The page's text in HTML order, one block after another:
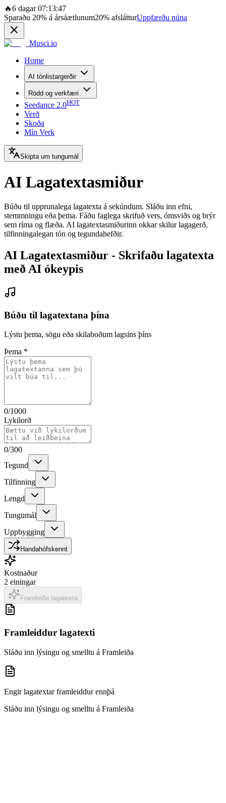
🔥6 dagar 07:13:47
Sparaðu 20% á ársáætlunum20% afslátturUppfærðu núna
Musci.io
Home
AI tónlistargerðir
Rödd og verkfæri
Seedance 2.0HOT
Verð
Skoða
Mín Verk
Skipta um tungumál
AI Lagatextasmiður
Búðu til upprunalega lagatexta á sekúndum. Sláðu inn efni,
stemmningu eða þema. Fáðu faglega skrifuð vers, ómsviðs og brýr
sem ríma og flæða. AI lagatextasmiðurinn okkar skilur lagagerð,
tilfinningalegan tón og tegundahefðir.
AI Lagatextasmiður - Skrifaðu lagatexta
með AI ókeypis
Búðu til lagatextana þína
Lýstu þema, sögu eða skilaboðum lagsins þíns
Þema *
0/1000
Lykilorð
0/300
Tegund
Tilfinning
Lengd
Tungumál
Uppbygging
Handahófskennt
Kostnaður
2 einingar
Framleiða lagatexta
Framleiddur lagatexti
Sláðu inn lýsingu og smelltu á Framleiða
Engir lagatextar framleiddur ennþá
Sláðu inn lýsingu og smelltu á Framleiða